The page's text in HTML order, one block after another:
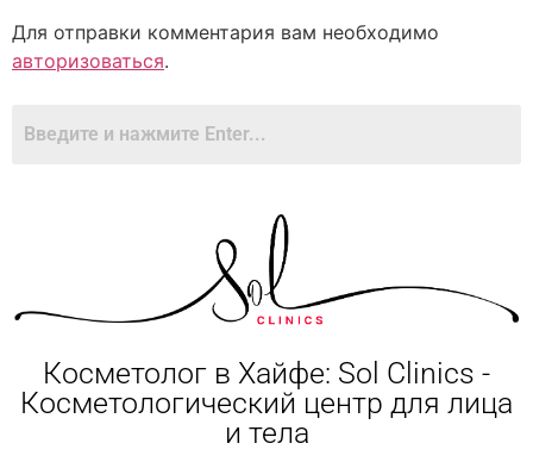
Для отправки комментария вам необходимо
авторизоваться.
Косметолог в Хайфе: Sol Clinics -
Косметологический центр для лица
и тела